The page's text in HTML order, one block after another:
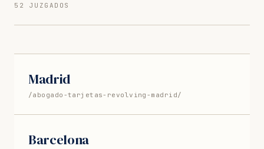
52 JUZGADOS
Madrid
/abogado-tarjetas-revolving-madrid/
Barcelona